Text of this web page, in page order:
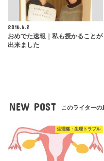
2016.6.2
おめでた速報｜私も授かることが
出来ました
NEW POST このライターの
生理痛・生理トラブル